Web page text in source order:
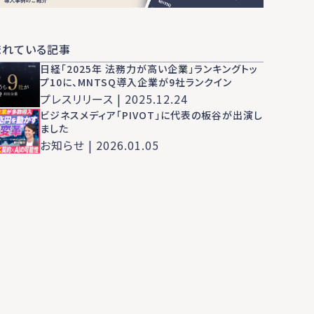
れている記事
日経「2025年 法務力が高い企業」ランキングトッ
プ10に、MNTSQ導入企業が9社ランクイン
プレスリリース | 2025.12.24
ビジネスメディア「PIVOT」に代表の板谷が出演し
ました
お知らせ | 2026.01.05